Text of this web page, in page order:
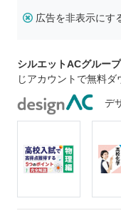
広告を非表示にす
シルエットACグルー
じアカウントで無料ダ
デ